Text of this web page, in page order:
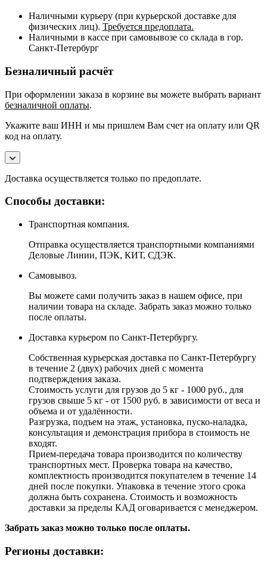
Наличными курьеру (при курьерской доставке для
физических лиц). Требуется предоплата.
Наличными в кассе при самовывозе со склада в гор.
Санкт-Петербург
Безналичный расчёт
При оформлении заказа в корзине вы можете выбрать вариант
безналичной оплаты.
Укажите ваш ИНН и мы пришлем Вам счет на оплату или QR
код на оплату.
Доставка осуществляется только по предоплате.
Способы доставки:
Транспортная компания.
Отправка осуществляется транспортными компаниями
Деловые Линии, ПЭК, КИТ, СДЭК.
Самовывоз.
Вы можете сами получить заказ в нашем офисе, при
наличии товара на складе. Забрать заказ можно только
после оплаты.
Доставка курьером по Санкт-Петербургу.
Собственная курьерская доставка по Санкт-Петербургу
в течение 2 (двух) рабочих дней с момента
подтверждения заказа.
Стоимость услуги для грузов до 5 кг - 1000 руб., для
грузов свыше 5 кг - от 1500 руб. в зависимости от веса и
объема и от удалённости.
Разгрузка, подъем на этаж, установка, пуско-наладка,
консультация и демонстрация прибора в стоимость не
входят.
Прием-передача товара производится по количеству
транспортных мест. Проверка товара на качество,
комплектность производится покупателем в течение 14
дней после покупки. Упаковка в течение этого срока
должна быть сохранена. Стоимость и возможность
доставки за пределы КАД оговаривается с менеджером.
Забрать заказ можно только после оплаты.
Регионы доставки: